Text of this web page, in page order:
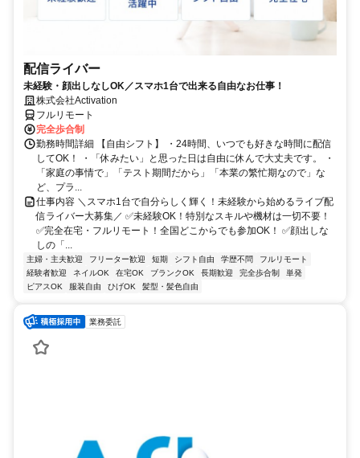
配信ライバー
未経験・顔出しなしOK／スマホ1台で出来る自由なお仕事！
株式会社Activation
フルリモート
完全歩合制
勤務時間詳細 【自由シフト】 ・24時間、いつでも好きな時間に配信
してOK！ ・「休みたい」と思った日は自由に休んで大丈夫です。 ・
「家庭の事情で」「テスト期間だから」「本業の繁忙期なので」な
ど、プラ...
仕事内容 ＼スマホ1台で自分らしく輝く！未経験から始めるライブ配
信ライバー大募集／ ✅未経験OK！特別なスキルや機材は一切不要！
✅完全在宅・フルリモート！全国どこからでも参加OK！ ✅顔出しな
しの「...
主婦・主夫歓迎 フリーター歓迎 短期 シフト自由 学歴不問
フルリモート
経験者歓迎
ネイルOK 在宅OK ブランクOK 長期歓迎 完全歩合制
単発
ピアスOK
服装自由 ひげOK 髪型・髪色自由
業務委託